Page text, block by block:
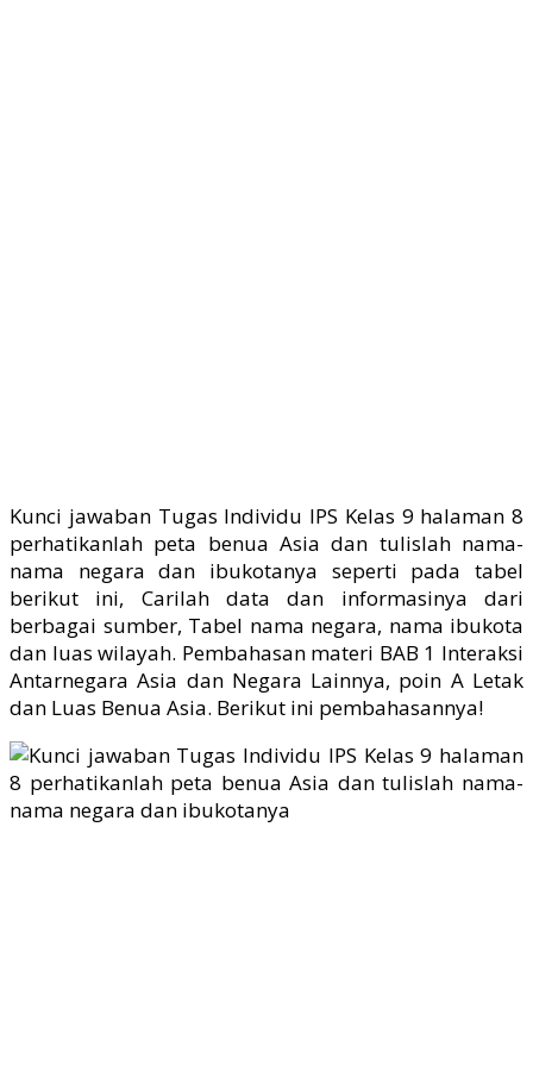
Kunci jawaban Tugas Individu IPS Kelas 9 halaman 8
perhatikanlah peta benua Asia dan tulislah nama-
nama negara dan ibukotanya seperti pada tabel
berikut ini, Carilah data dan informasinya dari
berbagai sumber, Tabel nama negara, nama ibukota
dan luas wilayah. Pembahasan materi BAB 1 Interaksi
Antarnegara Asia dan Negara Lainnya, poin A Letak
dan Luas Benua Asia. Berikut ini pembahasannya!